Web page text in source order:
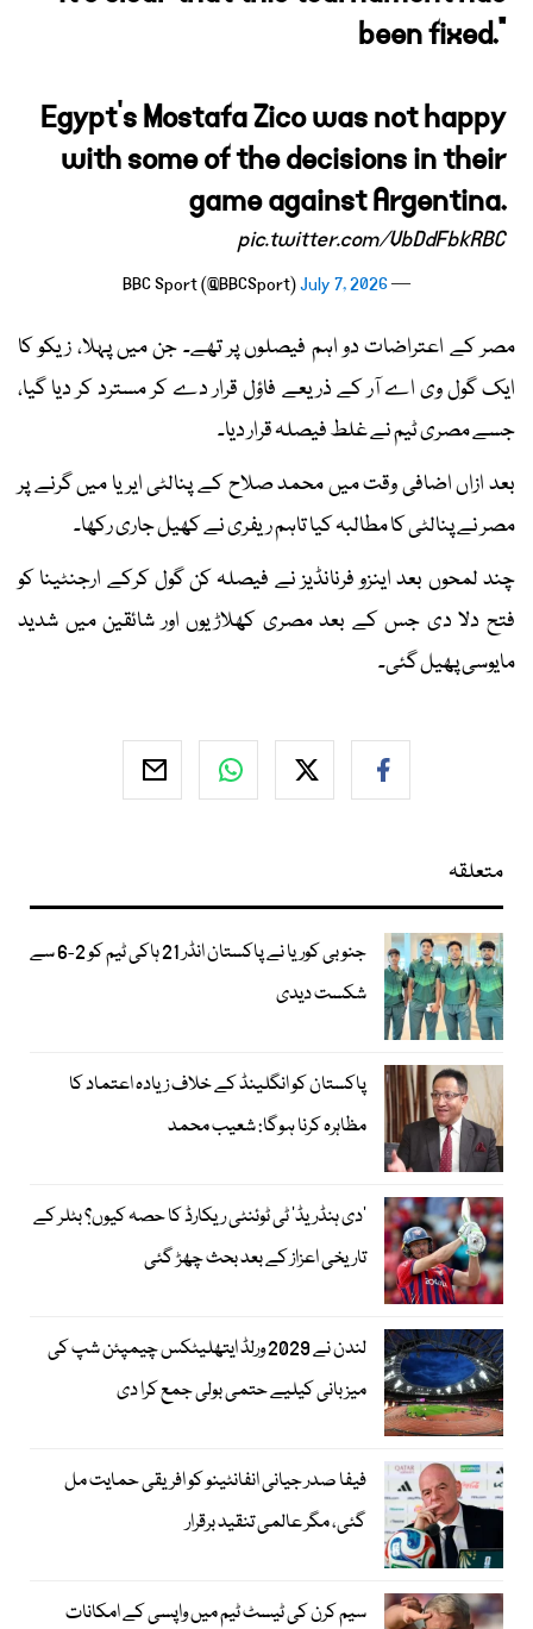
been fixed."
Egypt's Mostafa Zico was not happy
with some of the decisions in their
game against Argentina.
pic.twitter.com/VbDdFbkRBC
— BBC Sport (@BBCSport)
July 7, 2026
مصر کے اعتراضات دو اہم فیصلوں پر تھے۔ جن میں پہلا، زیکو کا
ایک گول وی اے آر کے ذریعے فاؤل قرار دے کر مسترد کر دیا گیا،
جسے مصری ٹیم نے غلط فیصلہ قرار دیا۔
بعد ازاں اضافی وقت میں محمد صلاح کے پنالٹی ایریا میں گرنے پر
مصر نے پنالٹی کا مطالبہ کیا تاہم ریفری نے کھیل جاری رکھا۔
چند لمحوں بعد اینزو فرنانڈیز نے فیصلہ کن گول کرکے ارجنٹینا کو
فتح دلا دی جس کے بعد مصری کھلاڑیوں اور شائقین میں شدید
مایوسی پھیل گئی۔
متعلقہ
جنوبی کوریا نے پاکستان انڈر 21 ہاکی ٹیم کو 2-6 سے
شکست دیدی
پاکستان کو انگلینڈ کے خلاف زیادہ اعتماد کا
مظاہرہ کرنا ہوگا: شعیب محمد
’دی ہنڈریڈ‘ ٹی ٹوئنٹی ریکارڈ کا حصہ کیوں؟ بٹلر کے
تاریخی اعزاز کے بعد بحث چھڑ گئی
لندن نے 2029 ورلڈ ایتھلیٹکس چیمپئن شپ کی
میزبانی کیلیے حتمی بولی جمع کرا دی
فیفا صدر جیانی انفانٹینو کو افریقی حمایت مل
گئی، مگر عالمی تنقید برقرار
سیم کرن کی ٹیسٹ ٹیم میں واپسی کے امکانات